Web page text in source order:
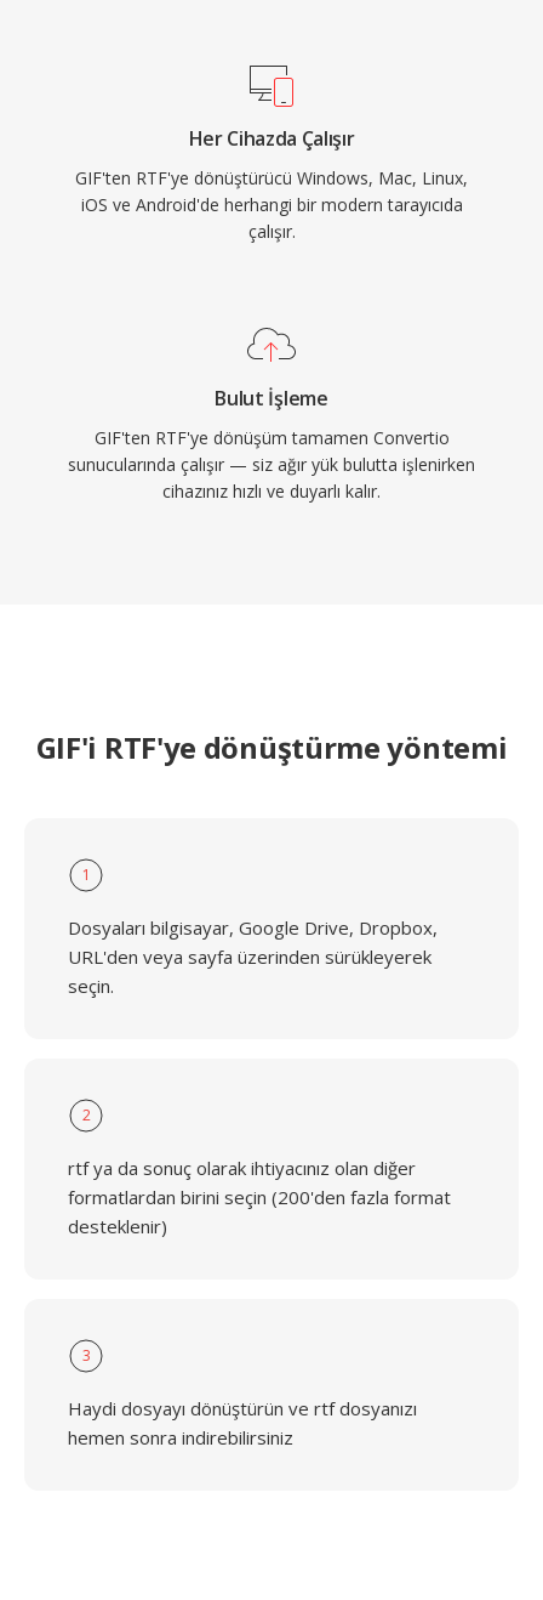
Her Cihazda Çalışır
GIF'ten RTF'ye dönüştürücü Windows, Mac, Linux,
iOS ve Android'de herhangi bir modern tarayıcıda
çalışır.
Bulut İşleme
GIF'ten RTF'ye dönüşüm tamamen Convertio
sunucularında çalışır — siz ağır yük bulutta işlenirken
cihazınız hızlı ve duyarlı kalır.
GIF'i RTF'ye dönüştürme yöntemi
1
Dosyaları bilgisayar, Google Drive, Dropbox,
URL'den veya sayfa üzerinden sürükleyerek
seçin.
2
rtf ya da sonuç olarak ihtiyacınız olan diğer
formatlardan birini seçin (200'den fazla format
desteklenir)
3
Haydi dosyayı dönüştürün ve rtf dosyanızı
hemen sonra indirebilirsiniz